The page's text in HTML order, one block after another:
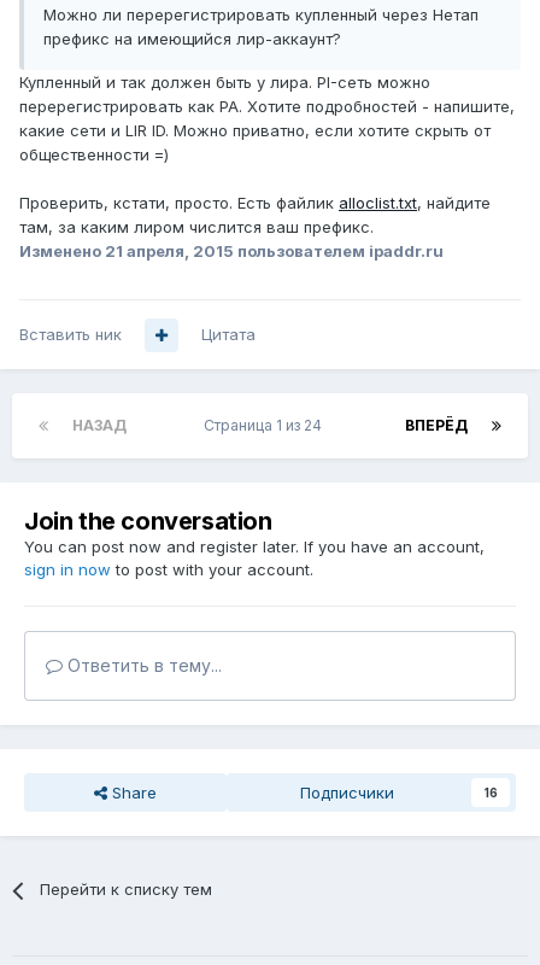
Можно ли перерегистрировать купленный через Нетап
префикс на имеющийся лир-аккаунт?
Купленный и так должен быть у лира. PI-сеть можно
перерегистрировать как PA. Хотите подробностей - напишите,
какие сети и LIR ID. Можно приватно, если хотите скрыть от
общественности =)
Проверить, кстати, просто. Есть файлик alloclist.txt, найдите
там, за каким лиром числится ваш префикс.
Изменено 21 апреля, 2015 пользователем ipaddr.ru
Вставить ник Цитата
НАЗАД ВПЕРЁД
Страница 1 из 24
Join the conversation
You can post now and register later. If you have an account,
sign in now to post with your account.
Ответить в тему...
Share Подписчики 16
Перейти к списку тем